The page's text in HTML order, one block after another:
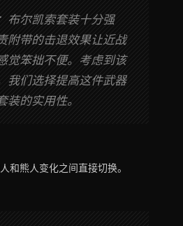
布尔凯索套装十分强
附带的击退效果让近战
觉笨拙不便。考虑到该
我们选择提高这件武器
的实用性。
和熊人变化之间直接切换。